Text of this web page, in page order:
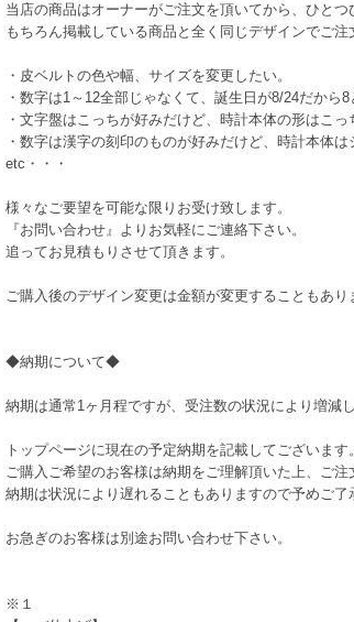
当店の商品はオーナーがご注文を頂いてから、ひとつ
もちろん掲載している商品と全く同じデザインでご
・皮ベルトの色や幅、サイズを変更したい。
・数字は1～12全部じゃなくて、誕生日が8/24だから8
・文字盤はこっちが好みだけど、時計本体の形はこっ
・数字は漢字の刻印のものが好みだけど、時計本体
etc・・・
様々なご要望を可能な限りお受け致します。
『お問い合わせ』よりお気軽にご連絡下さい。
追ってお見積もりさせて頂きます。
ご購入後のデザイン変更は金額が変更することもあり
◆納期について◆
納期は通常1ヶ月程ですが、受注数の状況により増減し
トップページに現在の予定納期を記載してございます。
ご購入ご希望のお客様は納期をご理解頂いた上、ご注
納期は状況により遅れることもありますので予めご了
お急ぎのお客様は別途お問い合わせ下さい。
※１